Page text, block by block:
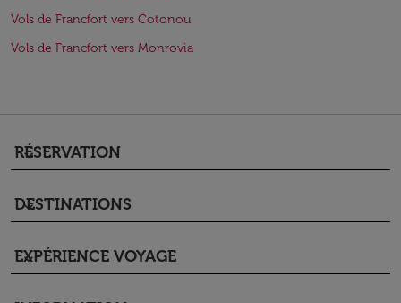
Vols de Francfort vers Cotonou
Vols de Francfort vers Monrovia
RÉSERVATION
keyboard_arrow_down
DESTINATIONS
keyboard_arrow_down
EXPÉRIENCE VOYAGE
keyboard_arrow_down